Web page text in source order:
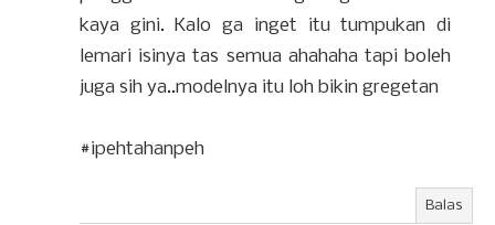
kaya gini. Kalo ga inget itu tumpukan di
lemari isinya tas semua ahahaha tapi boleh
juga sih ya..modelnya itu loh bikin gregetan
#ipehtahanpeh
Balas